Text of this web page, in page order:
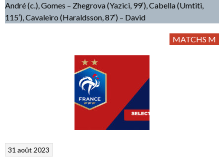
André (c.), Gomes – Zhegrova (Yazici, 99′), Cabella (Umtiti,
115′), Cavaleiro (Haraldsson, 87′) – David
MATCHS M
31 août 2023